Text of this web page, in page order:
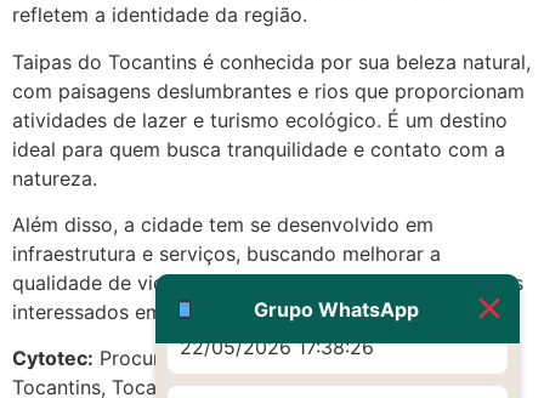
refletem a identidade da região.
Taipas do Tocantins é conhecida por sua beleza natural,
com paisagens deslumbrantes e rios que proporcionam
atividades de lazer e turismo ecológico. É um destino
ideal para quem busca tranquilidade e contato com a
natureza.
Além disso, a cidade tem se desenvolvido em
infraestrutura e serviços, buscando melhorar a
qualidade de vida de seus moradores e atrair visitantes
interessados em explorar suas belezas naturais.
Cytotec: Procurando m.i.s.o.p.r.o.s.t.o.l em Taipas do
Tocantins, Tocantins? Confira as melhores opções!
Grupo WhatsApp
http://www.proaborto.com)
Deve ser um corrimento normal
mesmo
G (1199866**** em
http://www.proaborto.com)
Muito obrigadaaaaa
22/05/2026 17:38:26